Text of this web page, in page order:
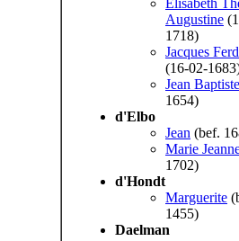
Elisabeth
Augustine
1718)
Jacques
(16-02-
Jean Baptiste
1654)
d'Elbo
Jean (bef.
Marie
1702)
d'Hondt
Marguerite
1455)
Daelman